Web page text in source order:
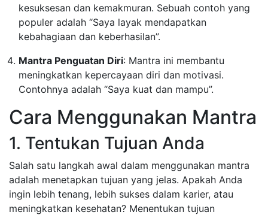
kesuksesan dan kemakmuran. Sebuah contoh yang
populer adalah “Saya layak mendapatkan
kebahagiaan dan keberhasilan”.
Mantra Penguatan Diri: Mantra ini membantu
meningkatkan kepercayaan diri dan motivasi.
Contohnya adalah “Saya kuat dan mampu”.
Cara Menggunakan Mantra
1. Tentukan Tujuan Anda
Salah satu langkah awal dalam menggunakan mantra
adalah menetapkan tujuan yang jelas. Apakah Anda
ingin lebih tenang, lebih sukses dalam karier, atau
meningkatkan kesehatan? Menentukan tujuan